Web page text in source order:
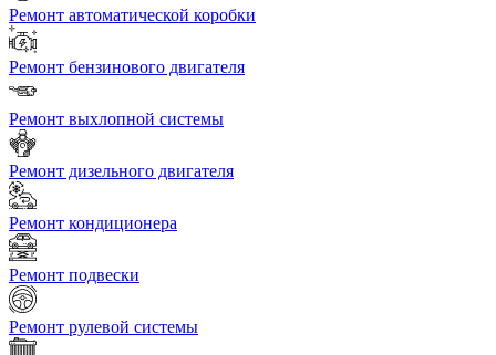
Ремонт автоматической коробки
Ремонт бензинового двигателя
Ремонт выхлопной системы
Ремонт дизельного двигателя
Ремонт кондиционера
Ремонт подвески
Ремонт рулевой системы